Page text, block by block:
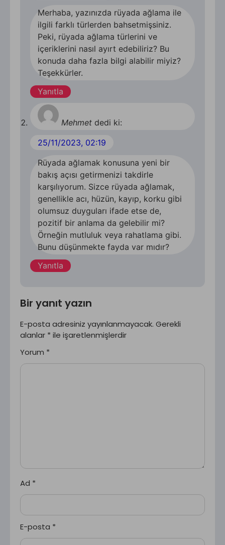
Merhaba, yazınızda rüyada ağlama ile
ilgili farklı türlerden bahsetmişsiniz.
Peki, rüyada ağlama türlerini ve
içeriklerini nasıl ayırt edebiliriz? Bu
konuda daha fazla bilgi alabilir miyiz?
Teşekkürler.
Yanıtla
Mehmet dedi ki:
25/11/2023, 02:19
Rüyada ağlamak konusuna yeni bir
bakış açısı getirmenizi takdirle
karşılıyorum. Sizce rüyada ağlamak,
genellikle acı, hüzün, kayıp, korku gibi
olumsuz duyguları ifade etse de,
pozitif bir anlama da gelebilir mi?
Örneğin mutluluk veya rahatlama gibi.
Bunu düşünmekte fayda var mıdır?
Yanıtla
Bir yanıt yazın
E-posta adresiniz yayınlanmayacak. Gerekli
alanlar * ile işaretlenmişlerdir
Yorum *
Ad *
E-posta *